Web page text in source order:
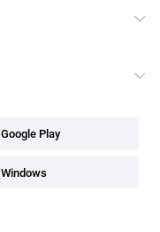
Google Play
Windows